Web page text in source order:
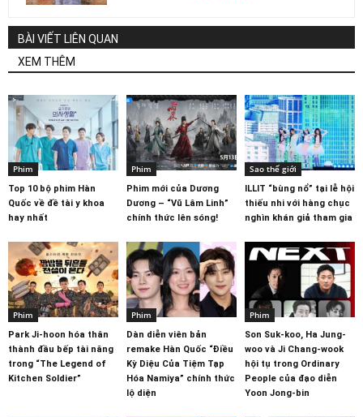
BÀI VIẾT LIÊN QUAN
XEM THÊM
Phim
Top 10 bộ phim Hàn
Quốc về đề tài y khoa
hay nhất
Phim
Phim mới của Dương
Dương – “Vũ Lâm Linh”
chính thức lên sóng!
Sao thế giới
ILLIT “bùng nổ” tại lễ hội
thiếu nhi với hàng chục
nghìn khán giả tham gia
Phim
Park Ji-hoon hóa thân
thành đầu bếp tài năng
trong “The Legend of
Kitchen Soldier”
Phim
Dàn diễn viên bản
remake Hàn Quốc “Điều
Kỳ Diệu Của Tiệm Tạp
Hóa Namiya” chính thức
lộ diện
Phim
Son Suk-koo, Ha Jung-
woo và Ji Chang-wook
hội tụ trong Ordinary
People của đạo diễn
Yoon Jong-bin